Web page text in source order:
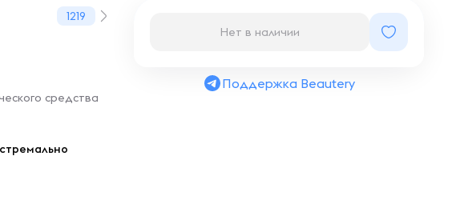
1219
средства
Нет в наличии
Поддержка Beautery